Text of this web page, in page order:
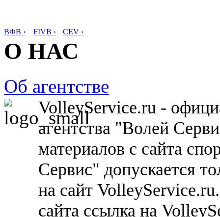
ВФВ › FIVB › CEV ›
О НАС
Об агентстве
VolleyService.ru -
агентства "Волей
материалов с сайта
Сервис" допускается
на сайт
сайта ссылка на